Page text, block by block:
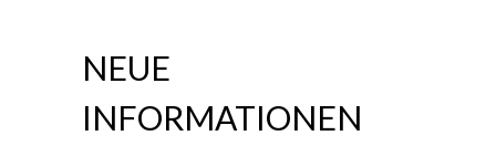
NEUE
INFORMATIONEN